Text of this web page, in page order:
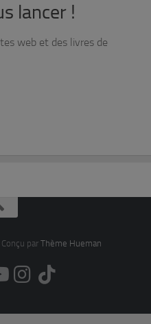
lancer !
web et des livres de
par Thème Hueman